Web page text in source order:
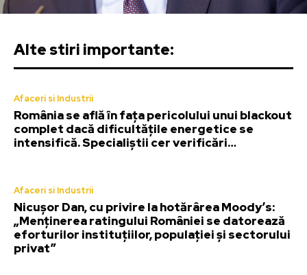
Alte stiri importante:
Afaceri si Industrii
România se află în fața pericolului unui blackout
complet dacă dificultățile energetice se
intensifică. Specialiștii cer verificări…
Afaceri si Industrii
Nicușor Dan, cu privire la hotărârea Moody’s:
„Menținerea ratingului României se datorează
eforturilor instituțiilor, populației și sectorului
privat”